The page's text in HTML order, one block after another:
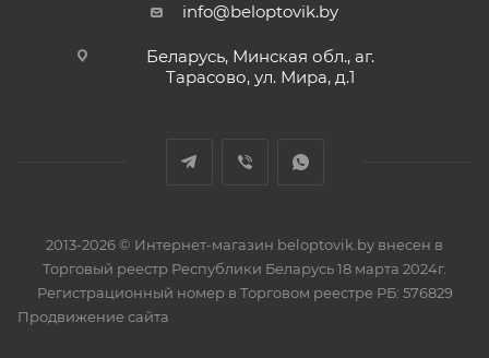
info@beloptovik.by
Беларусь, Минская обл., аг.
Тарасово, ул. Мира, д.1
2013-2026 © Интернет-магазин beloptovik.by внесен в
Торговый реестр Республики Беларусь 18 марта 2024г.
Регистрационный номер в Торговом реестре РБ: 576829
Продвижение сайта